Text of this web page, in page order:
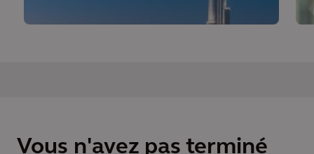
Vous n'avez pas terminé